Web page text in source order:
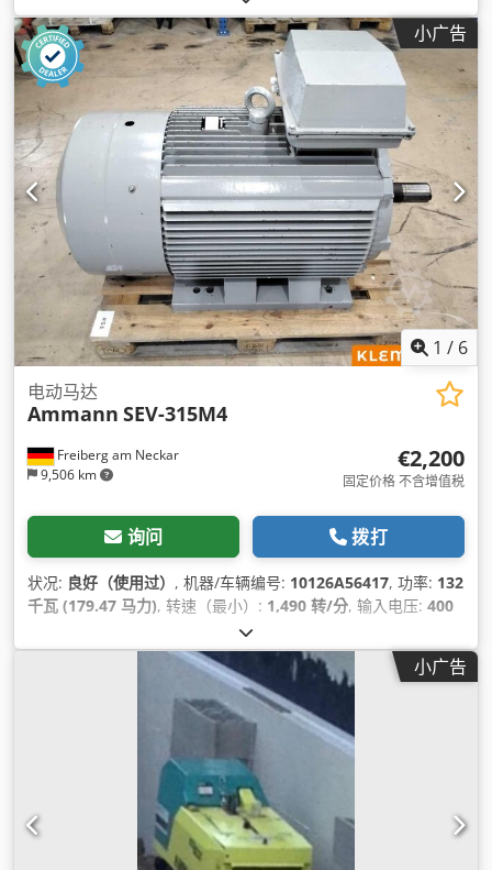
小广告
1 / 6
Freiberg am Neckar
9,506 km
电动马达
Ammann SEV-315M4
€2,200
固定价格 不含增值税
询问 拨打
状况: 良好（使用过） , 机器/车辆编号: 10126A56417, 功率: 132
千瓦 (179.47 马力), 转速（最小）: 1,490 转/分, 输入电压: 400
1,020 千克
宽度:800 毫米, 总高度:1,100 毫米,
小广告